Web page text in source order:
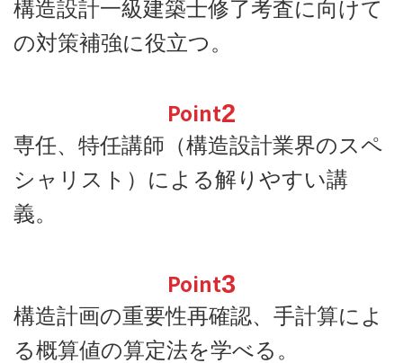
構造設計一級建築士修了考査に向けて
の対策補強に役立つ。
Point2
専任、特任講師（構造設計業界のスペ
シャリスト）による解りやすい講
義。
Point3
構造計画の重要性再確認、手計算によ
る概算値の算定法を学べる。